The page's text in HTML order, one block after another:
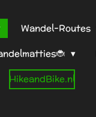
Wandel-Routes
HikeandBike.nl